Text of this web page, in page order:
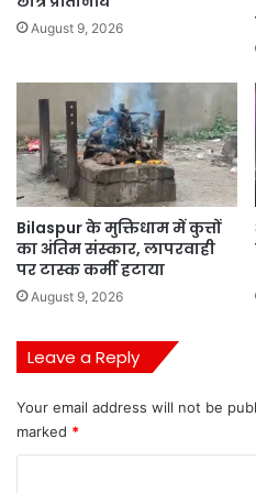
August 9, 2026
Bilaspur के मुक्तिधाम में कुत्तों
का अंतिम संस्कार, लापरवाही
पर टास्क कर्मी हटाया
August 9, 2026
Leave a Reply
Your email address will not be
marked *